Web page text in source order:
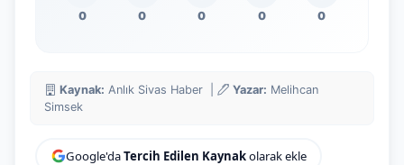
0 0 0 0 0
Kaynak: Anlık Sivas Haber | Yazar: Melihcan
Simsek
Google'daTercih Edilen Kaynakolarak ekle